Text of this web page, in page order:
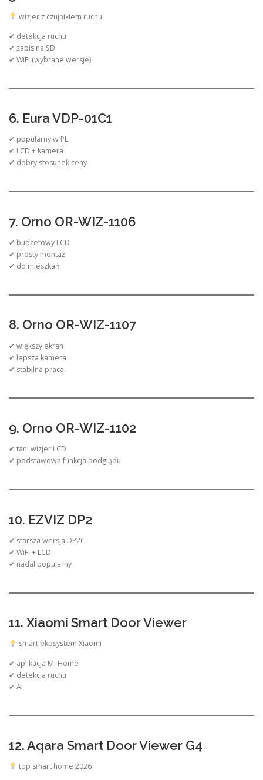
wizjer z czujnikiem ruchu
✔ detekcja ruchu
✔ zapis na SD
✔ WiFi (wybrane wersje)
6. Eura VDP-01C1
✔ popularny w PL
✔ LCD + kamera
✔ dobry stosunek ceny
7. Orno OR-WIZ-1106
✔ budżetowy LCD
✔ prosty montaż
✔ do mieszkań
8. Orno OR-WIZ-1107
✔ większy ekran
✔ lepsza kamera
✔ stabilna praca
9. Orno OR-WIZ-1102
✔ tani wizjer LCD
✔ podstawowa funkcja podglądu
10. EZVIZ DP2
✔ starsza wersja DP2C
✔ WiFi + LCD
✔ nadal popularny
11. Xiaomi Smart Door Viewer
smart ekosystem Xiaomi
✔ aplikacja Mi Home
✔ detekcja ruchu
✔ AI
12. Aqara Smart Door Viewer G4
top smart home 2026